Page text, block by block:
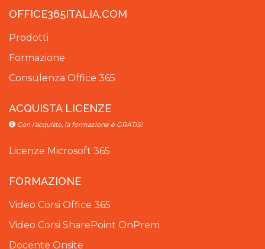
OFFICE365ITALIA.COM
Prodotti
Formazione
Consulenza Office 365
ACQUISTA LICENZE
Con l'acquisto, la formazione è GRATIS!
Licenze Microsoft 365
FORMAZIONE
Video Corsi Office 365
Video Corsi SharePoint OnPrem
Docente Onsite